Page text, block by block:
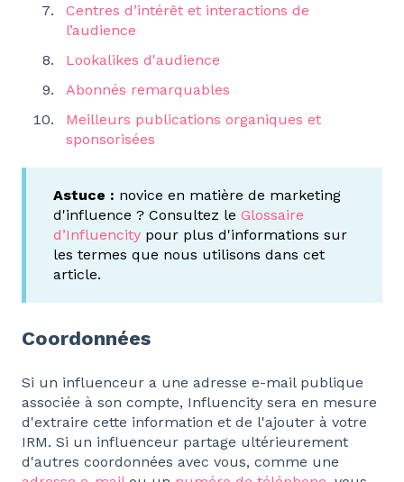
Centres d’intérêt et interactions de
l’audience
Lookalikes d'audience
Abonnés remarquables
Meilleurs publications organiques et
sponsorisées
Astuce : novice en matière de marketing
d'influence ? Consultez le Glossaire
d’Influencity pour plus d'informations sur
les termes que nous utilisons dans cet
article.
Coordonnées
Si un influenceur a une adresse e-mail publique
associée à son compte, Influencity sera en mesure
d'extraire cette information et de l'ajouter à votre
IRM. Si un influenceur partage ultérieurement
d'autres coordonnées avec vous, comme une